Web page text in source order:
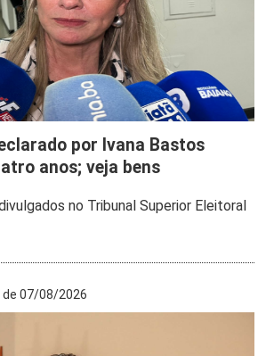
por Ivana Bastos
anos; veja bens
no Tribunal Superior Eleitoral
de 07/08/2026